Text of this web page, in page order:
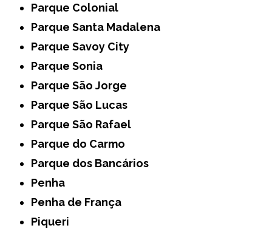
Parque Colonial
Parque Santa Madalena
Parque Savoy City
Parque Sonia
Parque São Jorge
Parque São Lucas
Parque São Rafael
Parque do Carmo
Parque dos Bancários
Penha
Penha de França
Piqueri